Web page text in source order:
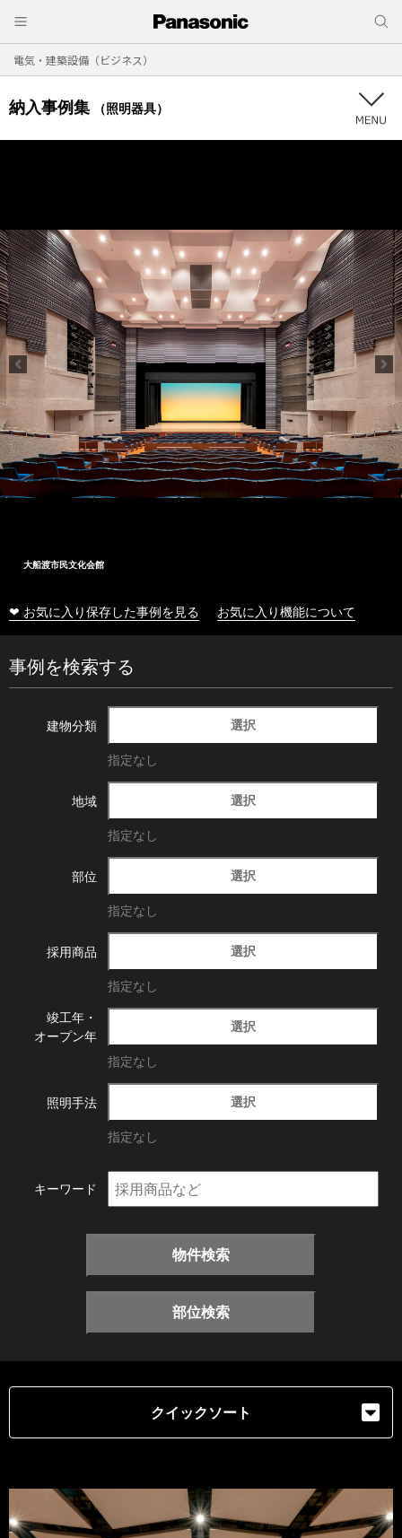
電気・建築設備（ビジネス）
納入事例集 （照明器具）
大船渡市民文化会館
❤ お気に入り保存した事例を見る お気に入り機能について
事例を検索する
建物分類 選択
指定なし
地域 選択
指定なし
部位 選択
指定なし
採用商品 選択
指定なし
竣工年・
オープン年
選択
指定なし
照明手法 選択
指定なし
キーワード
物件検索
部位検索
クイックソート